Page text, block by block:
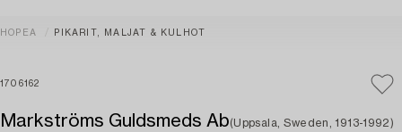
HOPEA PIKARIT, MALJAT & KULHOT
1706162
Markströms Guldsmeds Ab(Uppsala, Sweden, 1913-1992)